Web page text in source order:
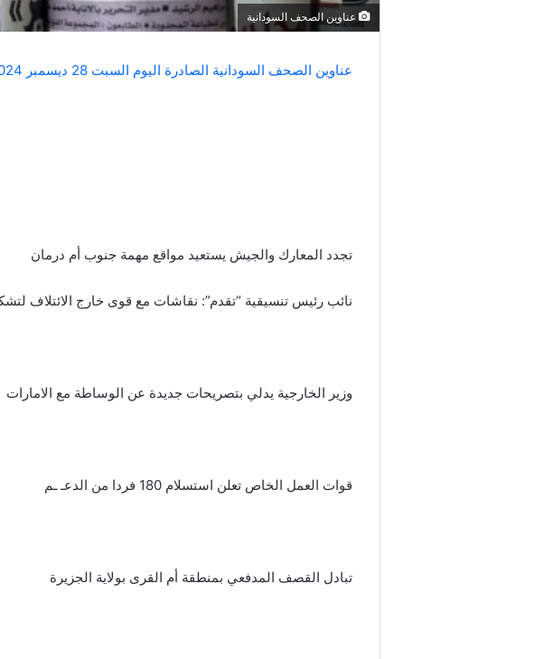
عناوين الصحف السودانية
عناوين الصحف السودانية الصادرة اليوم السبت 28 ديسمبر 2024م
تجدد المعارك والجيش يستعيد مواقع مهمة جنوب أم درمان
نائب رئيس تنسيقية “تقدم”: نقاشات مع قوى خارج الائتلاف
وزير الخارجية يدلي بتصريحات جديدة عن الوساطة مع الامارات
قوات العمل الخاص تعلن استسلام 180 فردا من الدعـ ـم
تبادل القصف المدفعي بمنطقة أم القرى بولاية الجزيرة